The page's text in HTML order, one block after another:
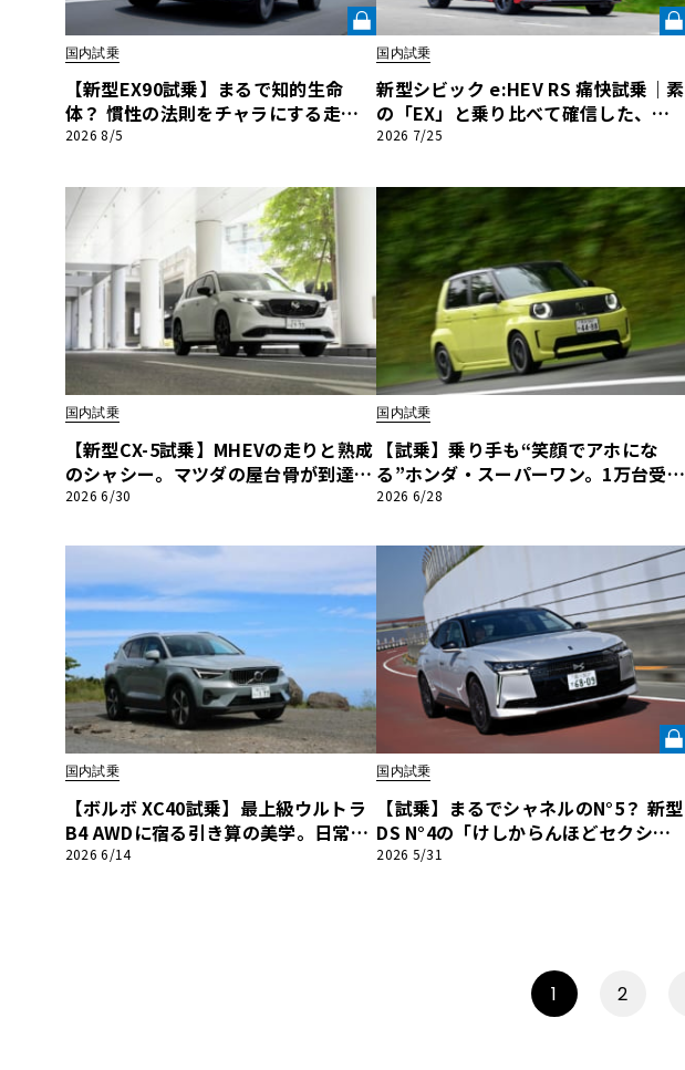
BYD
国産車 レクサス トヨタ
三菱
ダイハツ
光岡
その他
国内試乗
【新型EX90試乗】まるで知的生命
体？ 慣性の法則をチャラにする走り
と安全を備えた、ボルボ新旗艦EVの
2026 8/5
国内試乗
新型シビック e:HEV RS 痛快試乗｜素
の「EX」と乗り比べて確信した、仮
想有段シフト「S+Shift」の真価《LE
2026 7/25
国内試乗
【新型CX-5試乗】MHEVの走りと熟成
のシャシー。マツダの屋台骨が到達し
た「深化」の核心
2026 6/30
国内試乗
【試乗】乗り手も“笑顔でアホにな
る”ホンダ・スーパーワン。1万台受注
も納得のEV×V8サウンドと低重心が
2026 6/28
国内試乗
【ボルボ XC40試乗】最上級ウルトラ
B4 AWDに宿る引き算の美学。日常を
豊かに彩る北欧の至宝
2026 6/14
国内試乗
【試乗】まるでシャネルのN°5？ 新型
DS N°4の「けしからんほどセクシ
ー」な空間と走りの裏の顔《LE VOLA
2026 5/31
1 2